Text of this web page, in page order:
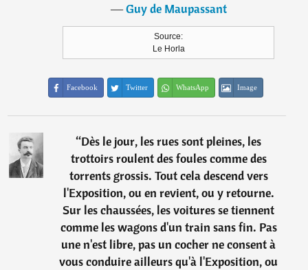
―Guy de Maupassant
Source:
Le Horla
Facebook Twitter WhatsApp Image
“Dès le jour, les rues sont pleines, les
trottoirs roulent des foules comme des
torrents grossis. Tout cela descend vers
l'Exposition, ou en revient, ou y retourne.
Sur les chaussées, les voitures se tiennent
comme les wagons d'un train sans fin. Pas
une n'est libre, pas un cocher ne consent à
vous conduire ailleurs qu'à l'Exposition, ou